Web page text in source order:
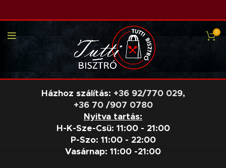
0
Házhoz szálítás: +36 92/770 029,
+36 70 /907 0780
Nyitva tartás:
H-K-Sze-Csü: 11:00 - 21:00
P-Szo: 11:00 - 22:00
Vasárnap: 11:00 -21:00